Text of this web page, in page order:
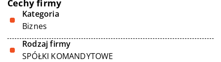
Cechy firmy
Kategoria
Biznes
Rodzaj firmy
SPÓŁKI KOMANDYTOWE